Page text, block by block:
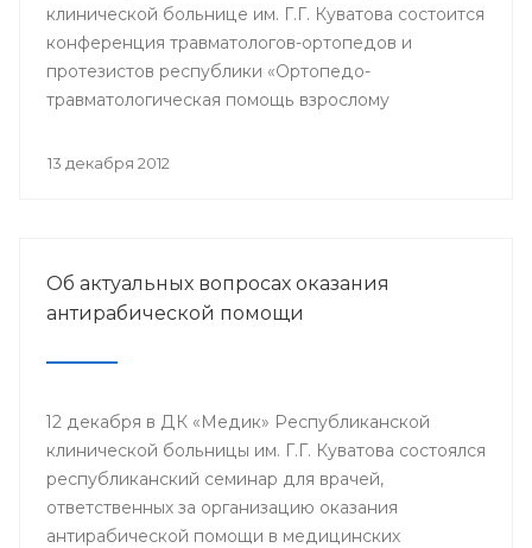
клинической больнице им. Г.Г. Куватова состоится
конференция травматологов-ортопедов и
протезистов республики «Ортопедо-
травматологическая помощь взрослому
Мероприятие организовано Минздравом РБ в
13 декабря 2012
Об актуальных вопросах оказания
антирабической помощи
12 декабря в ДК «Медик» Республиканской
клинической больницы им. Г.Г. Куватова состоялся
республиканский семинар для врачей,
ответственных за организацию оказания
антирабической помощи в медицинских